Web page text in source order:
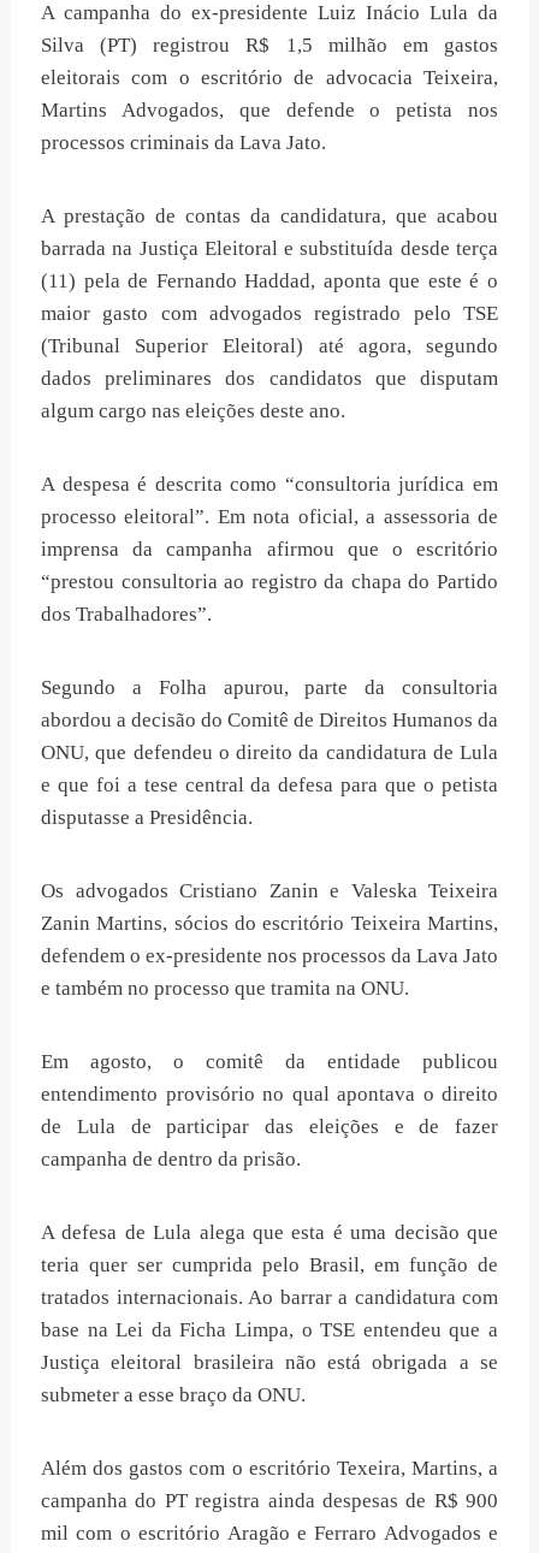
A campanha do ex-presidente Luiz Inácio Lula da
Silva (PT) registrou R$ 1,5 milhão em gastos
eleitorais com o escritório de advocacia Teixeira,
Martins Advogados, que defende o petista nos
processos criminais da Lava Jato.
A prestação de contas da candidatura, que acabou
barrada na Justiça Eleitoral e substituída desde terça
(11) pela de Fernando Haddad, aponta que este é o
maior gasto com advogados registrado pelo TSE
(Tribunal Superior Eleitoral) até agora, segundo
dados preliminares dos candidatos que disputam
algum cargo nas eleições deste ano.
A despesa é descrita como “consultoria jurídica em
processo eleitoral”. Em nota oficial, a assessoria de
imprensa da campanha afirmou que o escritório
“prestou consultoria ao registro da chapa do Partido
dos Trabalhadores”.
Segundo a Folha apurou, parte da consultoria
abordou a decisão do Comitê de Direitos Humanos da
ONU, que defendeu o direito da candidatura de Lula
e que foi a tese central da defesa para que o petista
disputasse a Presidência.
Os advogados Cristiano Zanin e Valeska Teixeira
Zanin Martins, sócios do escritório Teixeira Martins,
defendem o ex-presidente nos processos da Lava Jato
e também no processo que tramita na ONU.
Em agosto, o comitê da entidade publicou
entendimento provisório no qual apontava o direito
de Lula de participar das eleições e de fazer
campanha de dentro da prisão.
A defesa de Lula alega que esta é uma decisão que
teria quer ser cumprida pelo Brasil, em função de
tratados internacionais. Ao barrar a candidatura com
base na Lei da Ficha Limpa, o TSE entendeu que a
Justiça eleitoral brasileira não está obrigada a se
submeter a esse braço da ONU.
Além dos gastos com o escritório Texeira, Martins, a
campanha do PT registra ainda despesas de R$ 900
mil com o escritório Aragão e Ferraro Advogados e